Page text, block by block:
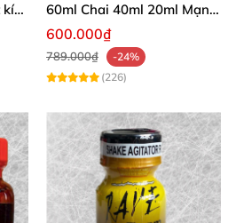
60ml Chai 40ml 20ml Mạnh
Mẽ Cho Top
600.000₫
789.000₫
-24%
(226)